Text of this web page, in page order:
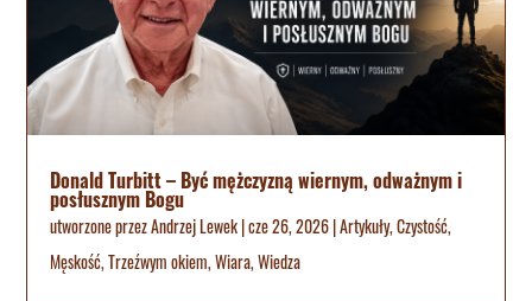
Donald Turbitt – Być mężczyzną wiernym, odważnym i
posłusznym Bogu
utworzone przezAndrzej Lewek|cze 26, 2026|Artykuły,Czystość,
Męskość,Trzeźwym okiem,Wiara,Wiedza